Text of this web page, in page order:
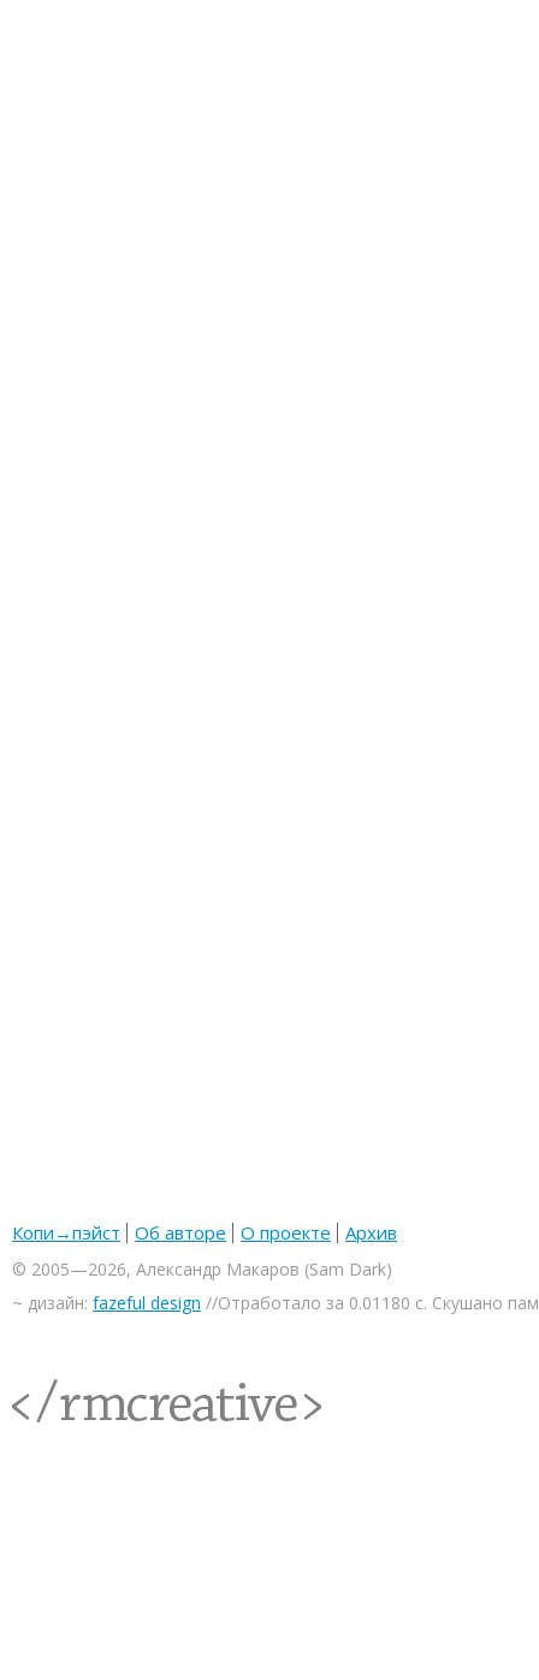
Копи→пэйст Об авторе О проекте Архив
© 2005—2026, Александр Макаров (Sam Dark)
~ дизайн: fazeful design //Отработало за 0.01180 с. Скушано
<rmcreative/>